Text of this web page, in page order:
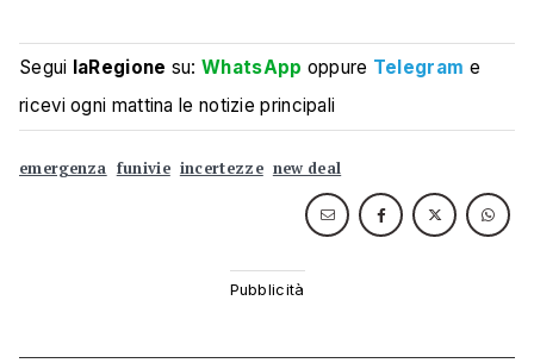
Segui laRegione su:WhatsApp oppure Telegram e
ricevi ogni mattina le notizie principali
emergenza funivie incertezze new deal